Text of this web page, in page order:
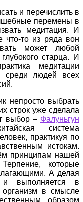
и перечислить в
перемены в
медитация. И
что-то из ряда вон
может любой
старца. И
медитации
среди людей всех
непросто выбрать
строк уже сделала
выбор – Фалуньгун
система
практикуя по
истокам.
принципам нашей
которые
А делая
выполняется в
организм в смысле
образом